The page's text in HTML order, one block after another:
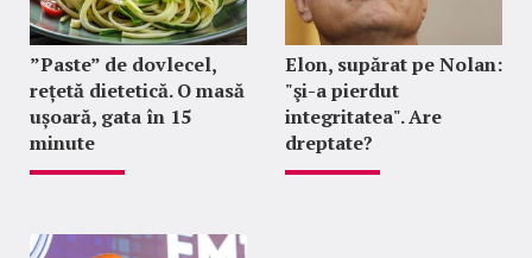
”Paste” de dovlecel,
rețetă dietetică. O masă
ușoară, gata în 15
minute
Elon, supărat pe Nolan:
"şi-a pierdut
integritatea". Are
dreptate?